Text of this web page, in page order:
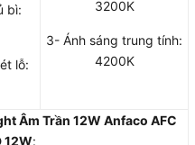
bì:
lỗ:
3200K
3- Ánh sáng trung tính:
4200K
Âm Trần 12W Anfaco AFC
12W: